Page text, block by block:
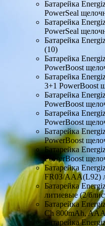
Батарейка
PowerSeal
Батарейка
PowerSeal
Батарейка
(10)
Батарейка
PowerBoost
Батарейка
3+1 PowerBoost
Батарейка
PowerBoost
Батарейка
PowerBoost
Батарейка
PowerBoost
Батарейка
PowerBoost
Батарейка
FR03/AAA(L92)
Батарейка
литиевые (2/
Батарейка
Ch 800mAh,
Батарейка